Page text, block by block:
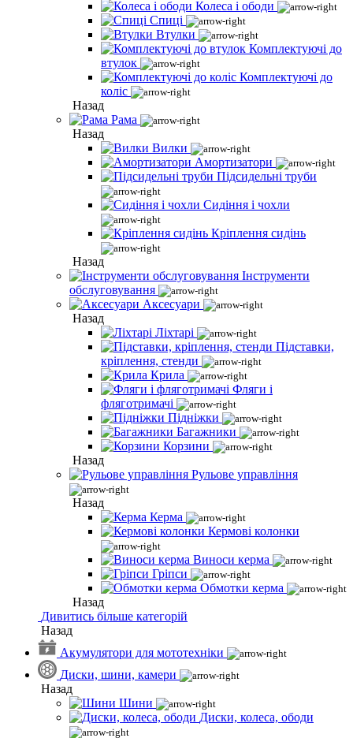
Колеса і ободи
Спиці
Втулки
Комплектуючі до
втулок
Комплектуючі до
коліс
Назад
Рама
Назад
Вилки
Амортизатори
Підсидельні труби
Сидіння і чохли
Кріплення сидінь
Назад
Інструменти
обслуговування
Аксесуари
Назад
Ліхтарі
Підставки,
кріплення, стенди
Крила
Фляги і
фляготримачі
Підніжки
Багажники
Корзини
Назад
Рульове управління
Назад
Керма
Кермові колонки
Виноси керма
Гріпси
Обмотки керма
Назад
Дивитись більше категорій
Назад
Акумулятори для мототехніки
Диски, шини, камери
Назад
Шини
Диски, колеса, ободи